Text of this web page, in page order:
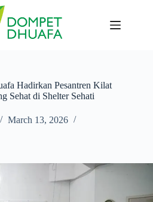
Hadirkan Pesantren Kilat
Sehat di Shelter Sehati
March 13, 2026